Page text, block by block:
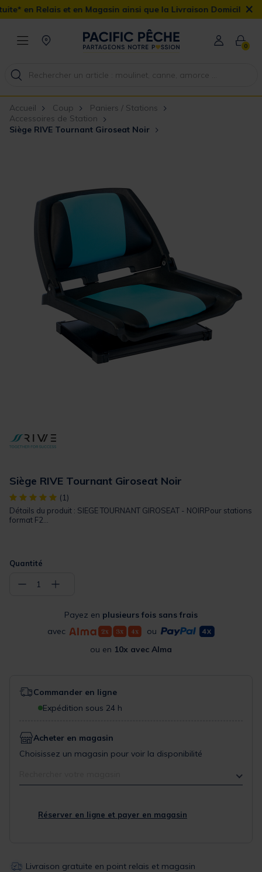
en Magasin ainsi que la Livraison Domicile offerte dès 90€×
0
Accueil Coup
Paniers / Stations
Accessoires de Station
Siège RIVE Tournant Giroseat Noir
Siège RIVE Tournant Giroseat Noir
[object Object] out of 5 Customer Rating
(1)
Détails du produit : SIEGE TOURNANT GIROSEAT - NOIRPour stations
format F2...
Quantité
− 1 +
Payez en plusieurs fois sans frais
avec
ou
ou en 10x avec Alma
Commander en ligne
Expédition sous 24 h
Acheter en magasin
Choisissez un magasin pour voir la disponibilité
Réserver en ligne et payer en magasin
Livraison gratuite en point relais et magasin